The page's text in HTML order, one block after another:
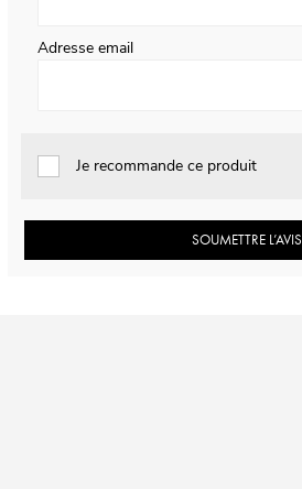
Adresse email
Je recommande ce produit
SOUMETTRE L’AVIS